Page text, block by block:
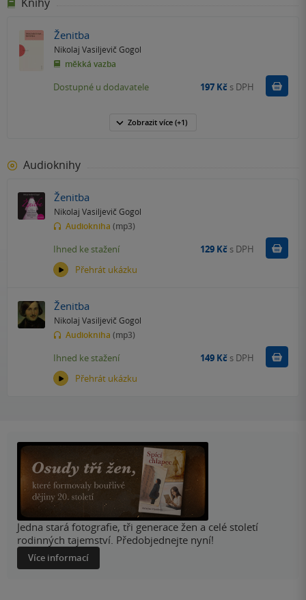
Ženitba
Nikolaj Vasiljevič Gogol
měkká vazba
Dostupné u dodavatele 197 Kč s DPH
Zobrazit více (+1)
Audioknihy
Ženitba
Nikolaj Vasiljevič Gogol
Audiokniha (mp3)
Přehrát ukázku
Ihned ke stažení 129 Kč s DPH Koupit
Ženitba
Nikolaj Vasiljevič Gogol
Audiokniha (mp3)
Přehrát ukázku
Ihned ke stažení 149 Kč s DPH Koupit
Jedna stará fotografie, tři generace žen a celé století
rodinných tajemství. Předobjednejte nyní!
Více informací